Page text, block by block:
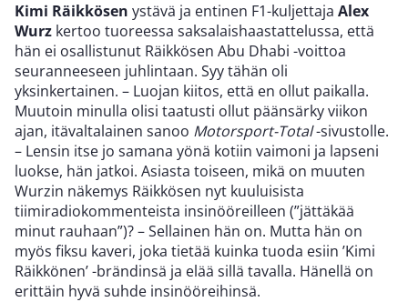
Kimi Räikkösen ystävä ja entinen F1-kuljettaja Alex
Wurz kertoo tuoreessa saksalaishaastattelussa, että
hän ei osallistunut Räikkösen Abu Dhabi -voittoa
seuranneeseen juhlintaan. Syy tähän oli
yksinkertainen. – Luojan kiitos, että en ollut paikalla.
Muutoin minulla olisi taatusti ollut päänsärky viikon
ajan, itävaltalainen sanoo Motorsport-Total-sivustolle.
– Lensin itse jo samana yönä kotiin vaimoni ja lapseni
luokse, hän jatkoi. Asiasta toiseen, mikä on muuten
Wurzin näkemys Räikkösen nyt kuuluisista
tiimiradiokommenteista insinööreilleen (”jättäkää
minut rauhaan”)? – Sellainen hän on. Mutta hän on
myös fiksu kaveri, joka tietää kuinka tuoda esiin ’Kimi
Räikkönen’ -brändinsä ja elää sillä tavalla. Hänellä on
erittäin hyvä suhde insinööreihinsä.